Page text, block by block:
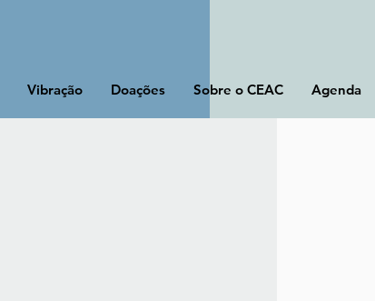
Vibração Doações Sobre o CEAC Agenda